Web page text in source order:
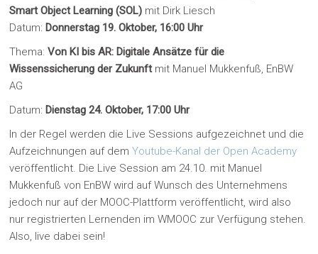
Smart Object Learning (SOL) mit Dirk Liesch
Datum: Donnerstag 19. Oktober, 16:00 Uhr
Thema:Von KI bis AR: Digitale Ansätze für die
Wissenssicherung der Zukunftmit Manuel Mukkenfuß, EnBW
AG
Datum: Dienstag 24. Oktober, 17:00 Uhr
In der Regel werden die Live Sessions aufgezeichnet und die
Aufzeichnungen auf demYoutube-Kanal der Open Academy
veröffentlicht. Die Live Session am 24.10. mit Manuel
Mukkenfuß von EnBW wird auf Wunsch des Unternehmens
jedoch nur auf der MOOC-Plattform veröffentlicht, wird also
nur registrierten Lernenden im WMOOC zur Verfügung stehen.
Also, live dabei sein!